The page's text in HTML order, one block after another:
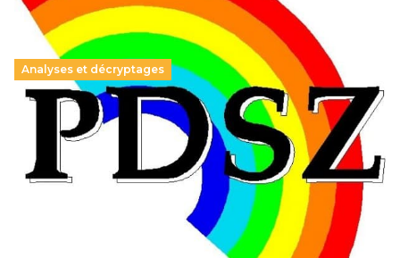
Analyses et décryptages
Hongrie : du changement pour les politiques
éducatives, aussi !
25 juin 2026
En Hongrie, le conservateur Peter Magyar et son parti
Tisza "Respect et liberté" ont remporté une large victoire,
contre le premier ministre sortant, Viktor Orban,…